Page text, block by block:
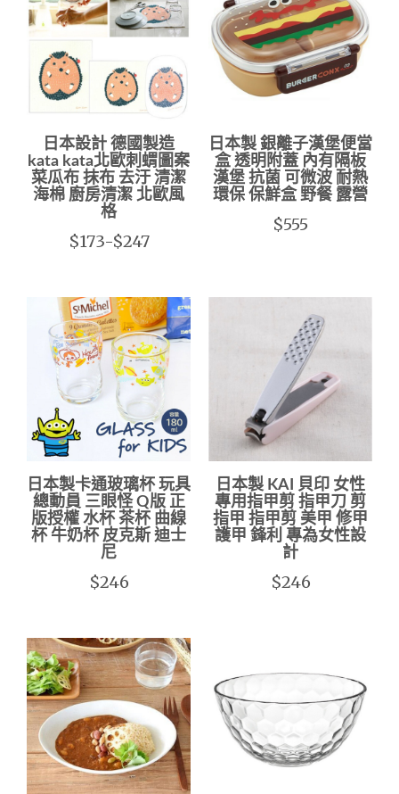
日本設計 德國製造
kata kata北歐刺蝟圖案
菜瓜布 抹布 去汙 清潔
海棉 廚房清潔 北歐風
格
$173-$247
日本製 銀離子漢堡便當
盒 透明附蓋 內有隔板
漢堡 抗菌 可微波 耐熱
環保 保鮮盒 野餐 露營
$555
日本製卡通玻璃杯 玩具
總動員 三眼怪 Q版 正
版授權 水杯 茶杯 曲線
杯 牛奶杯 皮克斯 迪士
尼
$246
日本製 KAI 貝印 女性
專用指甲剪 指甲刀 剪
指甲 指甲剪 美甲 修甲
護甲 鋒利 專為女性設
計
$246